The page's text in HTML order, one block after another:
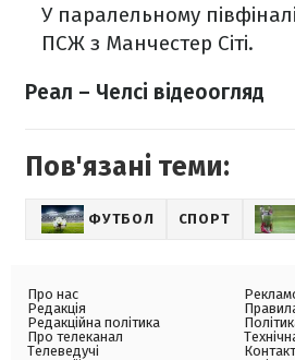
У паралельному півфіналі
ПСЖ з Манчестер Сіті.
Реал – Челсі відеоогляд
Пов'язані теми:
ФУТБОЛ СПОРТ
Про нас
Редакція
Редакційна політика
Про телеканал
Телеведучі